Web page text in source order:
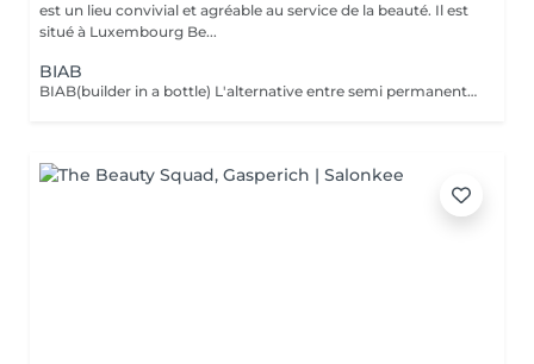
est un lieu convivial et agréable au service de la beauté. Il est
situé à Luxembourg Be...
BIAB
BIAB(builder in a bottle) L'alternative entre semi permanent et gel, le tout dans une formule vegan et sans actifs chimiques agressifs. Il combine les avantages du semi-permanent par sa rapidité et ceux du gel par sa solidité. Grace a lui l'ongle est uniforme,il peut etre rallongé et fortifié.